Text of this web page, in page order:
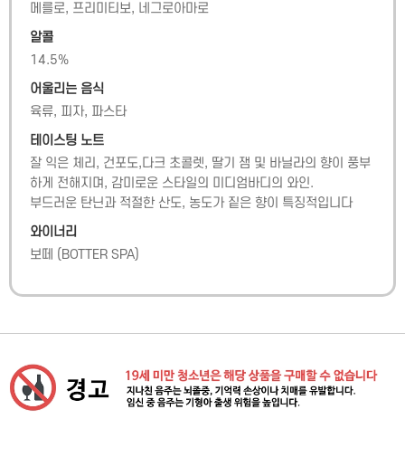
메를로, 프리미티보, 네그로아마로
알콜
14.5%
어울리는 음식
육류, 피자, 파스타
테이스팅 노트
잘 익은 체리, 건포도,다크 초콜렛, 딸기 잼 및 바닐라의 향이 풍부
하게 전해지며, 감미로운 스타일의 미디엄바디의 와인.
부드러운 탄닌과 적절한 산도, 농도가 짙은 향이 특징적입니다
와이너리
보떼 ( BOTTER SPA)